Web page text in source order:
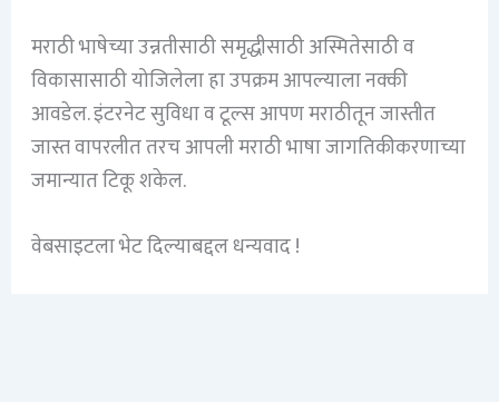
मराठी भाषेच्या उन्नतीसाठी समृद्धीसाठी अस्मितेसाठी व
विकासासाठी योजिलेला हा उपक्रम आपल्याला नक्की
आवडेल. इंटरनेट सुविधा व टूल्स आपण मराठीतून जास्तीत
जास्त वापरलीत तरच आपली मराठी भाषा जागतिकीकरणाच्या
जमान्यात टिकू शकेल.
वेबसाइटला भेट दिल्याबद्दल धन्यवाद !